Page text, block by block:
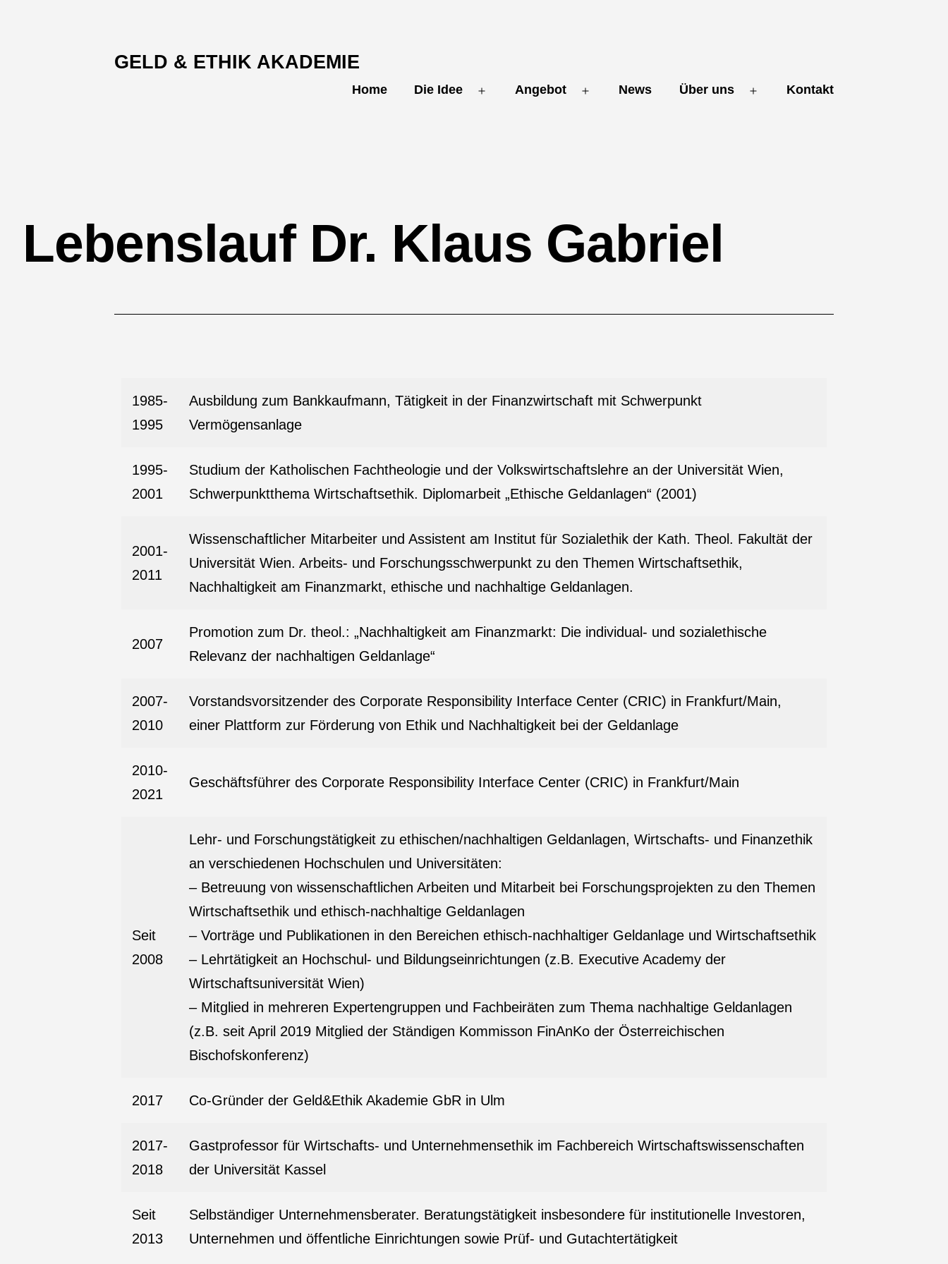
GELD & ETHIK AKADEMIE
Home Die Idee Angebot News Über uns Kontakt
Lebenslauf Dr. Klaus Gabriel
1985-
1995
Ausbildung zum Bankkaufmann, Tätigkeit in der Finanzwirtschaft mit Schwerpunkt
Vermögensanlage
1995-
2001
Studium der Katholischen Fachtheologie und der Volkswirtschaftslehre an der Universität Wien,
Schwerpunktthema Wirtschaftsethik. Diplomarbeit „Ethische Geldanlagen“ (2001)
2001-
2011
Wissenschaftlicher Mitarbeiter und Assistent am Institut für Sozialethik der Kath. Theol. Fakultät der
Universität Wien. Arbeits- und Forschungsschwerpunkt zu den Themen Wirtschaftsethik,
Nachhaltigkeit am Finanzmarkt, ethische und nachhaltige Geldanlagen.
2007
Promotion zum Dr. theol.: „Nachhaltigkeit am Finanzmarkt: Die individual- und sozialethische
Relevanz der nachhaltigen Geldanlage“
2007-
2010
Vorstandsvorsitzender des Corporate Responsibility Interface Center (CRIC) in Frankfurt/Main,
einer Plattform zur Förderung von Ethik und Nachhaltigkeit bei der Geldanlage
2010-
2021
Geschäftsführer des Corporate Responsibility Interface Center (CRIC) in Frankfurt/Main
Seit
2008
Lehr- und Forschungstätigkeit zu ethischen/nachhaltigen Geldanlagen, Wirtschafts- und Finanzethik
an verschiedenen Hochschulen und Universitäten:
– Betreuung von wissenschaftlichen Arbeiten und Mitarbeit bei Forschungsprojekten zu den Themen
Wirtschaftsethik und ethisch-nachhaltige Geldanlagen
– Vorträge und Publikationen in den Bereichen ethisch-nachhaltiger Geldanlage und Wirtschaftsethik
– Lehrtätigkeit an Hochschul- und Bildungseinrichtungen (z.B. Executive Academy der
Wirtschaftsuniversität Wien)
– Mitglied in mehreren Expertengruppen und Fachbeiräten zum Thema nachhaltige Geldanlagen
(z.B. seit April 2019 Mitglied der Ständigen Kommisson FinAnKo der Österreichischen
Bischofskonferenz)
2017 Co-Gründer der Geld&Ethik Akademie GbR in Ulm
2017-
2018
Gastprofessor für Wirtschafts- und Unternehmensethik im Fachbereich Wirtschaftswissenschaften
der Universität Kassel
Seit
2013
Selbständiger Unternehmensberater. Beratungstätigkeit insbesondere für institutionelle Investoren,
Unternehmen und öffentliche Einrichtungen sowie Prüf- und Gutachtertätigkeit